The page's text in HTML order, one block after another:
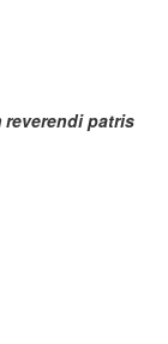
reverendi patris